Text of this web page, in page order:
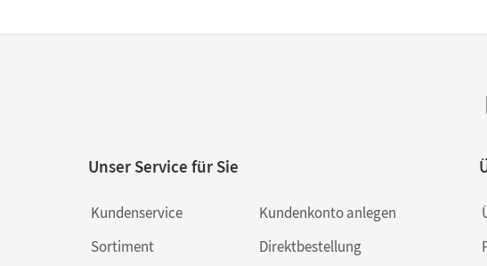
Unser Service für Sie
Kundenservice
Sortiment
Kundenkonto anlegen
Direktbestellung